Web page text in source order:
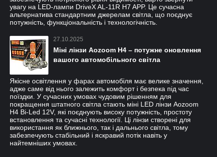
увагу на LED-лампи DriveX AL-11R H7 APP. Це сучасна
альтернатива стандартним джерелам світла, що поєднує
потужність, функціональність і технологічність.
27.10.2025
Міні лінзи Aozoom H4 – потужне оновлення
вашого автомобільного світла
Якісне освітлення у фарах автомобіля має велике значення,
адже саме від нього залежить комфорт і безпека під час
поїздки. У сучасних умовах чудовим рішенням для
покращення штатного світла стають міні LED лінзи Aozoom
H4 Bi-Led 12V, які поєднують високу потужність, простоту
встановлення та сучасні технології. Ці лінзи створені для
використання як ближнього, так і дальнього світла, тому
забезпечують стабільний і яскравий потік навіть у
найтемніших умовах.